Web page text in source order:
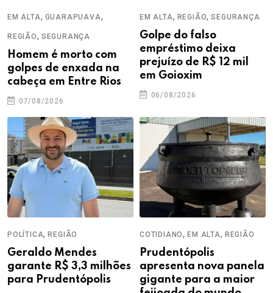
EM ALTA, GUARAPUAVA,
REGIÃO, SEGURANÇA
Homem é morto com
golpes de enxada na
cabeça em Entre Rios
07/08/2026
EM ALTA, REGIÃO,SEGURANÇA
Golpe do falso
empréstimo deixa
prejuízo de R$ 12 mil
em Goioxim
06/08/2026
POLÍTICA,REGIÃO
Geraldo Mendes
garante R$ 3,3 milhões
para Prudentópolis
COTIDIANO,EM ALTA, REGIÃO
Prudentópolis
apresenta nova panela
gigante para a maior